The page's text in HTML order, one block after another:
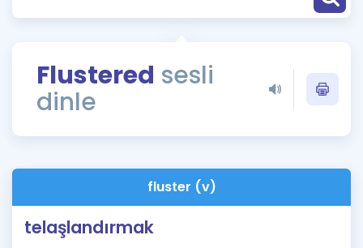
Rehberlik Aracı
ÖSYM Sınav Takvimi
İngilizce Gramer
Flustered sesli
dinle
fluster (v)
telaşlandırmak